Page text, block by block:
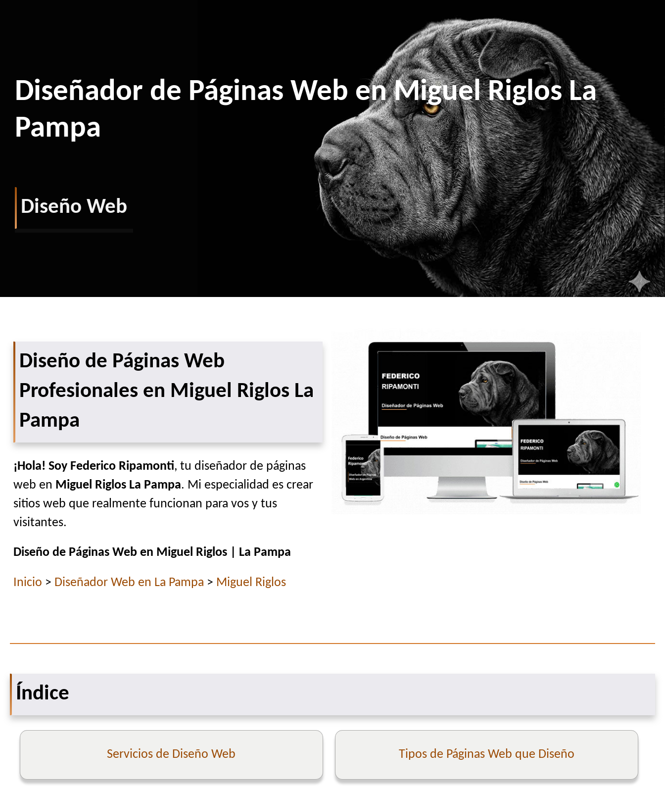
Diseñador de Páginas Web en Miguel Riglos La
Pampa
Diseño Web
Diseño de Páginas Web
Profesionales en Miguel Riglos La
Pampa
¡Hola! Soy Federico Ripamonti, tu diseñador de páginas
web en Miguel Riglos La Pampa. Mi especialidad es crear
sitios web que realmente funcionan para vos y tus
visitantes.
Diseño de Páginas Web en Miguel Riglos | La Pampa
Inicio > Diseñador Web en La Pampa > Miguel Riglos
Índice
Servicios de Diseño Web Tipos de Páginas Web que Diseño